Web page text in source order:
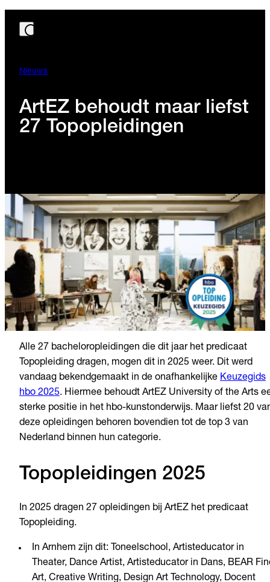
Nieuws
ArtEZ behoudt maar liefst
27 Topopleidingen
Alle 27 bacheloropleidingen die dit jaar het predicaat
Topopleiding dragen, mogen dit in 2025 weer. Dit werd
vandaag bekendgemaakt in de onafhankelijke Keuzegids
hbo 2025. Hiermee behoudt ArtEZ University of the Arts
sterke positie in het hbo-kunstonderwijs. Maar liefst 20
deze opleidingen behoren bovendien tot de top 3 van
Nederland binnen hun categorie.
Topopleidingen 2025
In 2025 dragen 27 opleidingen bij ArtEZ het predicaat
Topopleiding.
In Arnhem zijn dit: Toneelschool, Artisteducator in
Theater, Dance Artist, Artisteducator in Dans, BEAR
Art, Creative Writing, Design Art Technology, Docent